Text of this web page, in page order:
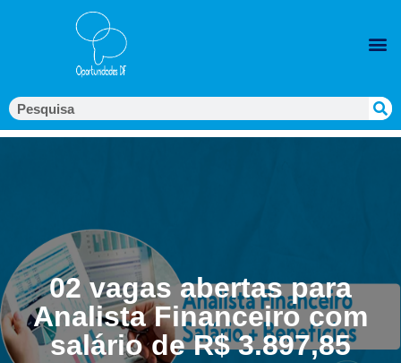
02 vagas abertas para
Analista Financeiro com
salário de R$ 3.897,85